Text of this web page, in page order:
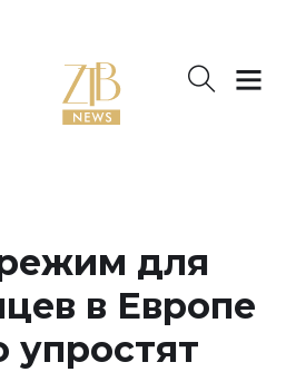
для
в Европе
упростят